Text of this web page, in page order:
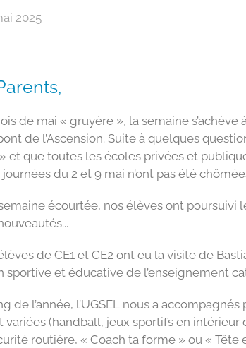
2025
de mai « gruyère », la semaine
de l’Ascension. Suite à quelques
et que toutes les écoles privées et
du 2 et 9 mai n’ont pas été
écourtée, nos élèves ont poursuivi
de CE1 et CE2 ont eu la visite de
sportive et éducative de l’enseignement
de l’année, l’UGSEL nous a
variées (handball, jeux sportifs en
routière, « Coach ta forme » ou « Tête